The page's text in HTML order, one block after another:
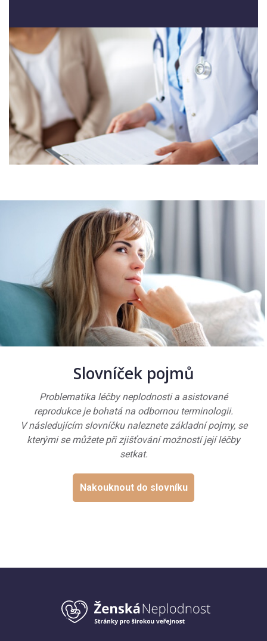
Slovníček pojmů
Problematika léčby neplodnosti a asistované
reprodukce je bohatá na odbornou terminologii.
V následujícím slovníčku naleznete základní pojmy, se
kterými se můžete při zjišťování možností její léčby
setkat.
Nakouknout do slovníku